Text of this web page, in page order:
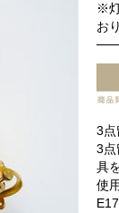
※
お
3点
3点
具
使